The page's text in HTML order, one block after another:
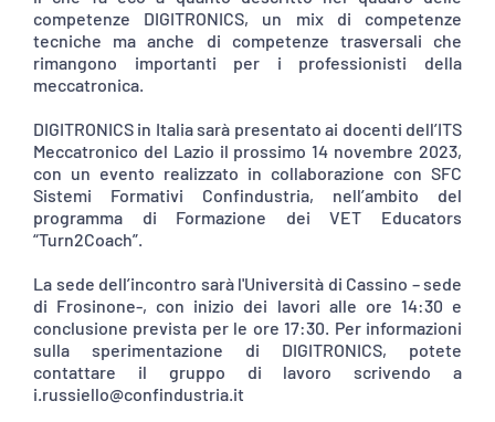
competenze DIGITRONICS, un mix di competenze
tecniche ma anche di competenze trasversali che
rimangono importanti per i professionisti della
meccatronica.
DIGITRONICS in Italia sarà presentato ai docenti dell’ITS
Meccatronico del Lazio il prossimo 14 novembre 2023,
con un evento realizzato in collaborazione con SFC
Sistemi Formativi Confindustria, nell’ambito del
programma di Formazione dei VET Educators
“Turn2Coach”.
La sede dell’incontro sarà l'Università di Cassino – sede
di Frosinone-, con inizio dei lavori alle ore 14:30 e
conclusione prevista per le ore 17:30. Per informazioni
sulla sperimentazione di DIGITRONICS, potete
contattare il gruppo di lavoro scrivendo a
i.russiello@confindustria.it